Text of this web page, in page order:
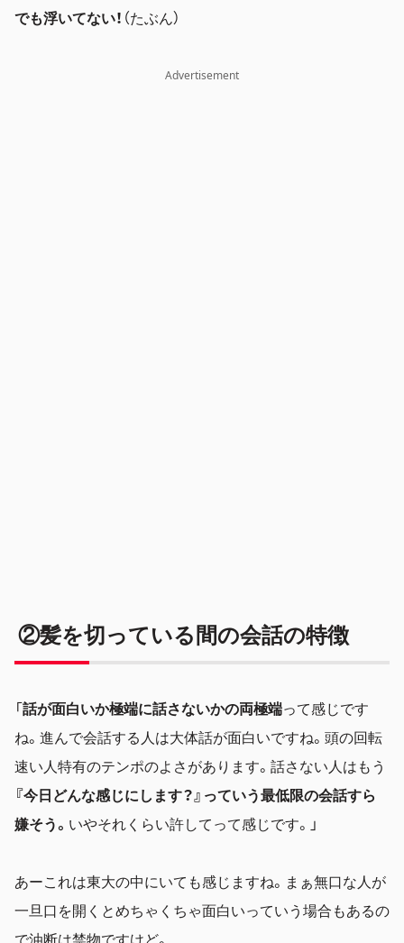
でも浮いてない！ （たぶん）
Advertisement
②髪を切っている間の会話の特徴
「話が面白いか極端に話さないかの両極端って感じです
ね。進んで会話する人は大体話が面白いですね。頭の回転
速い人特有のテンポのよさがあります。話さない人はもう
『今日どんな感じにします？』っていう最低限の会話すら
嫌そう。 いやそれくらい許してって感じです。」
あーこれは東大の中にいても感じますね。まぁ無口な人が
一旦口を開くとめちゃくちゃ面白いっていう場合もあるの
で油断は禁物ですけど。